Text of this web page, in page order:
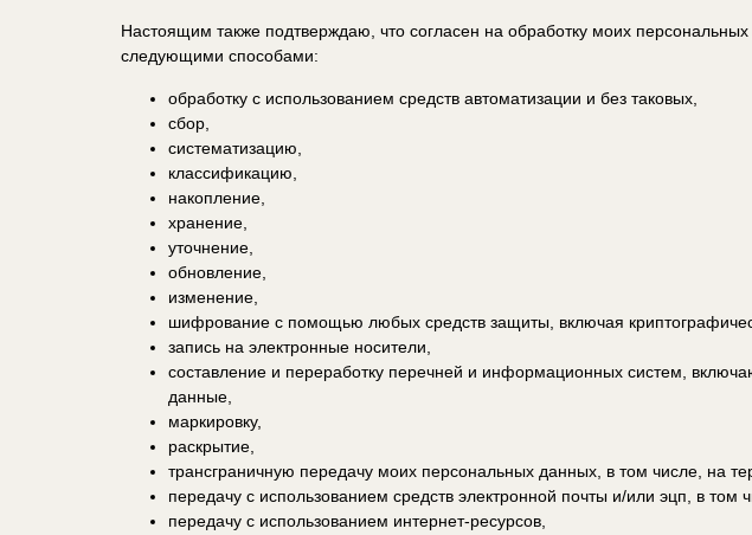
Настоящим также подтверждаю, что согласен на обработку моих
следующими способами:
обработку с использованием средств автоматизации и без таковых,
сбор,
систематизацию,
классификацию,
накопление,
хранение,
уточнение,
обновление,
изменение,
шифрование с помощью любых средств защиты, включая
запись на электронные носители,
составление и переработку перечней и информационных систем,
данные,
маркировку,
раскрытие,
трансграничную передачу моих персональных данных, в том числе, на
передачу с использованием средств электронной почты и/или эцп, в том
передачу с использованием интернет-ресурсов,